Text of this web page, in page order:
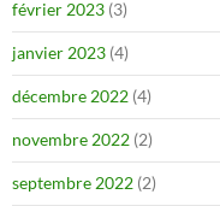
février 2023 (3)
janvier 2023 (4)
décembre 2022 (4)
novembre 2022 (2)
septembre 2022 (2)